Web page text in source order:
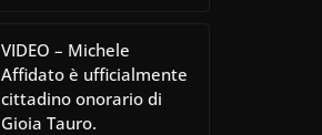
VIDEO – Michele
Affidato è ufficialmente
cittadino onorario di
Gioia Tauro.